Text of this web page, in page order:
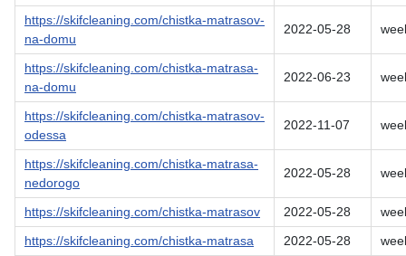
https://skifcleaning.com/chistka-matrasov-
na-domu
2022-05-28
https://skifcleaning.com/chistka-matrasa-
na-domu
2022-06-23
https://skifcleaning.com/chistka-matrasov-
odessa
2022-11-07
https://skifcleaning.com/chistka-matrasa-
nedorogo
2022-05-28
https://skifcleaning.com/chistka-matrasov 2022-05-28
https://skifcleaning.com/chistka-matrasa
2022-05-28